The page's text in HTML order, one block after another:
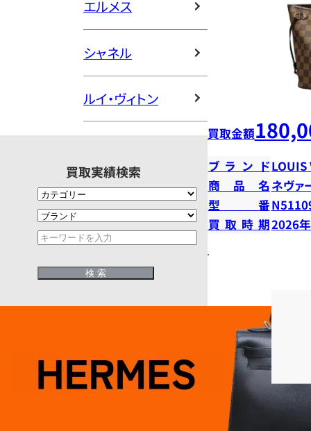
エルメス
シャネル
ルイ・ヴィトン
買取実績検索
買取金額
ブランドLOUIS
商品名 ネヴァ
型番
買取時期2026